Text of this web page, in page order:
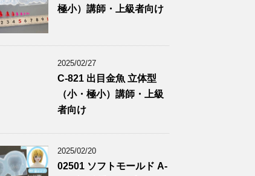
極小）講師・上級者向け
2025/02/27
C-821 出目金魚 立体型
（小・極小）講師・上級
者向け
2025/02/20
02501 ソフトモールド A-